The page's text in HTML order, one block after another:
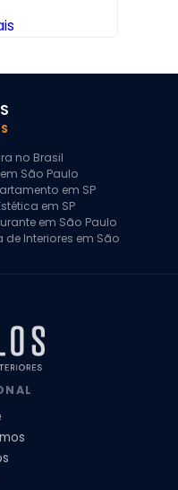
no Brasil
São Paulo
em SP
em SP
em São Paulo
Interiores em São
em São Paulo
Apartamento
Residencial
de Casas
e Design
de Interiores